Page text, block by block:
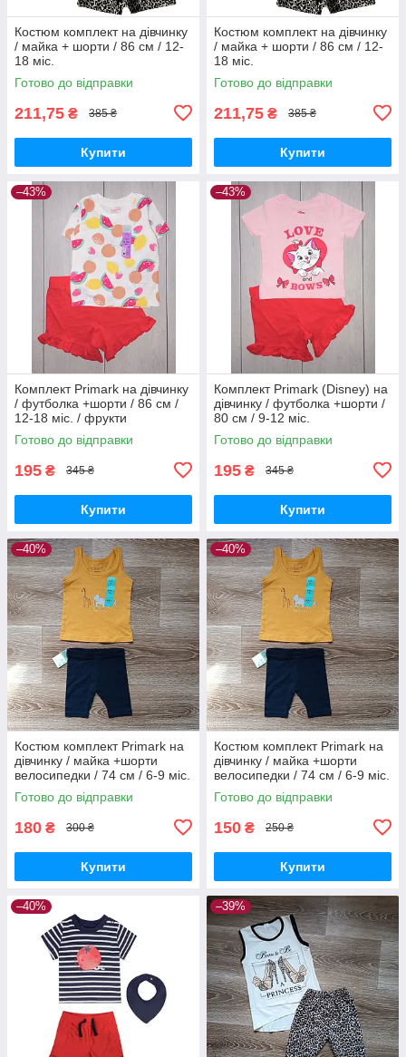
Костюм комплект на дівчинку
/ майка + шорти / 86 см / 12-
18 міс.
Готово до відправки
211,75 ₴ 385 ₴
Купити
Костюм комплект на дівчинку
/ майка + шорти / 86 см / 12-
18 міс.
Готово до відправки
211,75 ₴ 385 ₴
Купити
–43%
Комплект Primark на дівчинку
/ футболка +шорти / 86 см /
12-18 міс. / фрукти
Готово до відправки
195 ₴ 345 ₴
Купити
–43%
Комплект Primark (Disney) на
дівчинку / футболка +шорти /
80 см / 9-12 міс.
Готово до відправки
195 ₴ 345 ₴
Купити
–40%
Костюм комплект Primark на
дівчинку / майка +шорти
велосипедки / 74 см / 6-9 міс.
Готово до відправки
180 ₴ 300 ₴
Купити
–40%
Костюм комплект Primark на
дівчинку / майка +шорти
велосипедки / 74 см / 6-9 міс.
Готово до відправки
150 ₴ 250 ₴
Купити
–40% –39%